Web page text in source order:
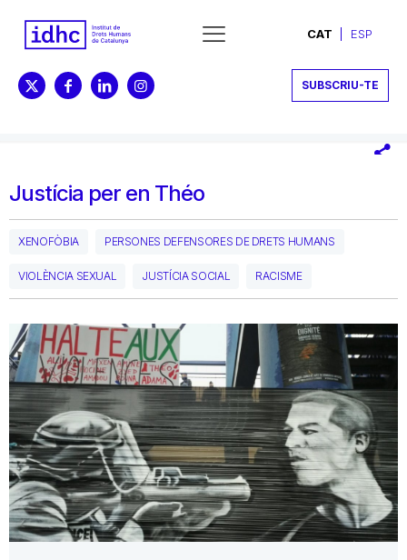
CAT ESP
SUBSCRIU-TE
Justícia per en Théo
XENOFÒBIA PERSONES DEFENSORES DE DRETS HUMANS
VIOLÈNCIA SEXUAL JUSTÍCIA SOCIAL RACISME